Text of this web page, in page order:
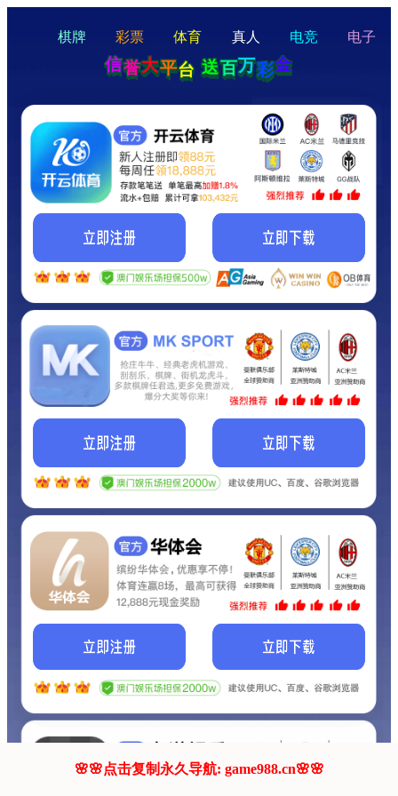
hello
Hey Guys!
我们即将上线啦...
我们的网站正在建设.
它将是非常棒的网站.
联系我们!